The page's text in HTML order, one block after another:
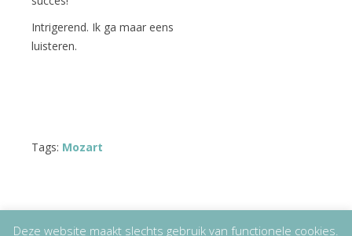
Intrigerend. Ik ga maar eens
luisteren.
Tags: Mozart
Deze website maakt slechts gebruik van functionele cookies.